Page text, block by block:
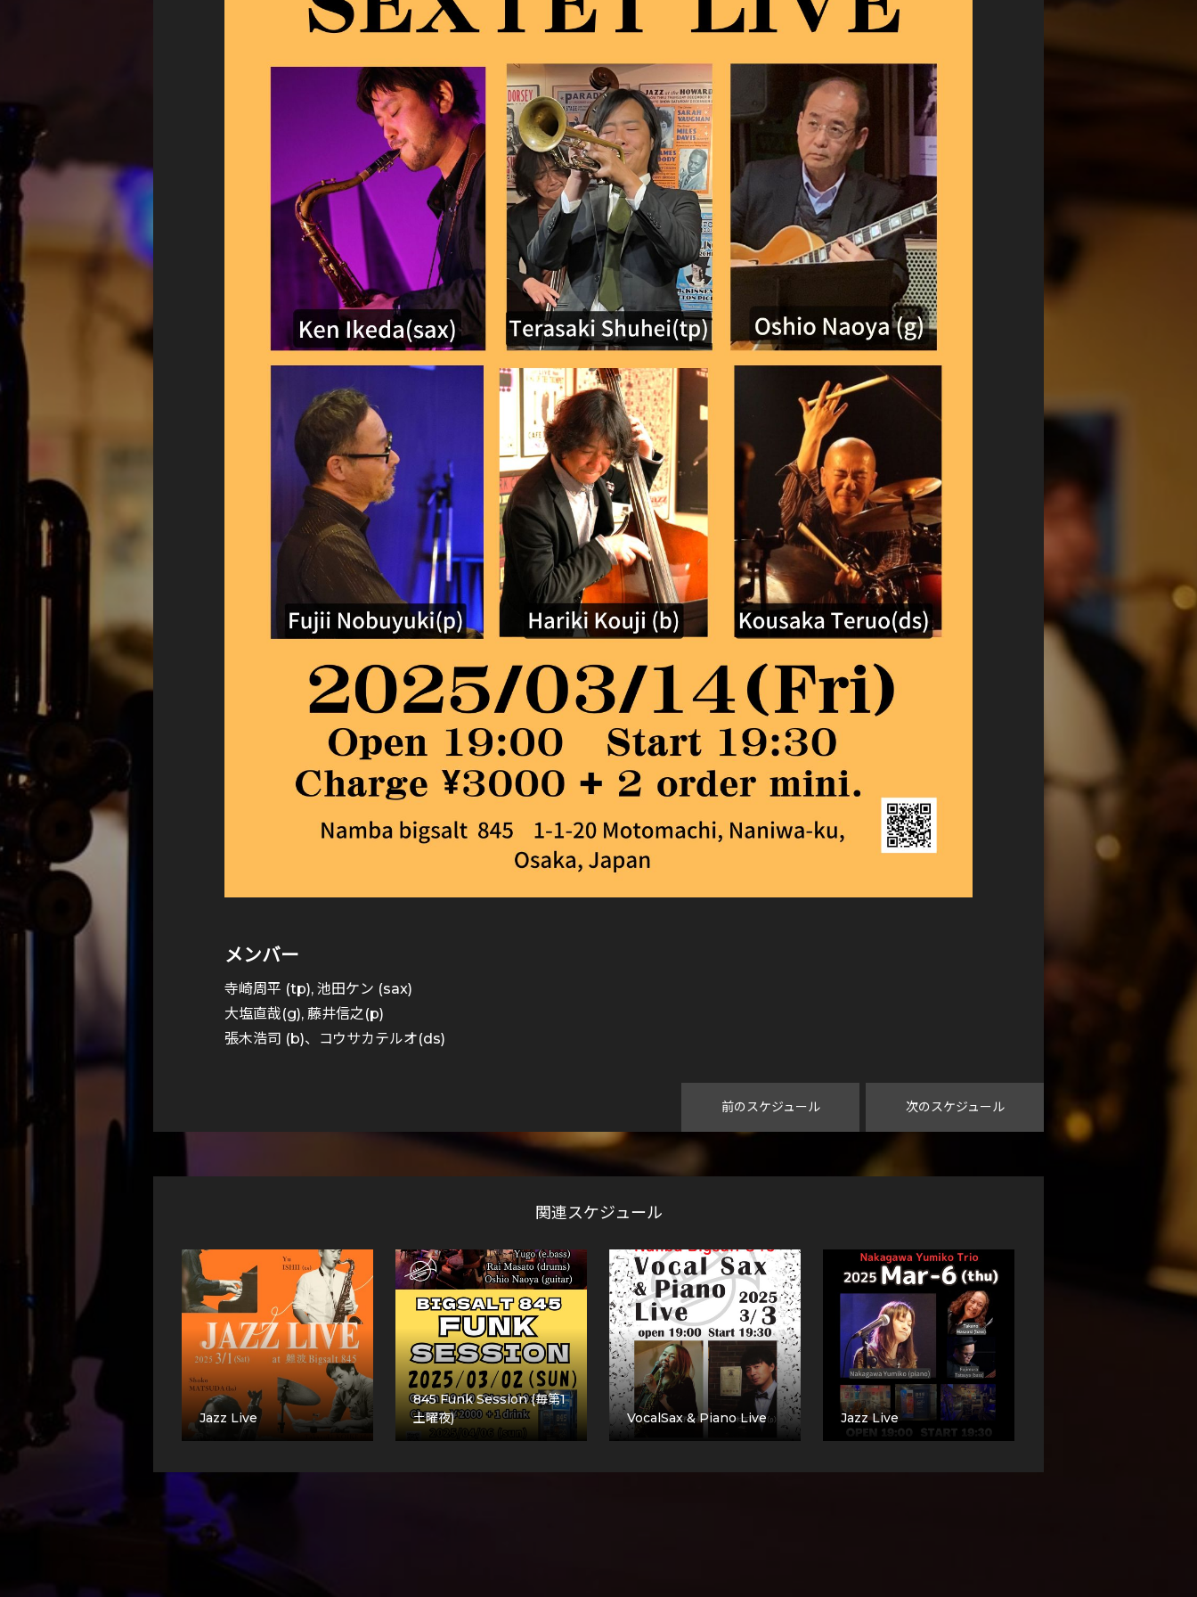
メンバー
寺崎周平 (tp), 池田ケン (sax)
大塩直哉(g), 藤井信之(p)
張木浩司 (b)、コウサカテルオ(ds)
前のスケジュール 次のスケジュール
関連スケジュール
Jazz Live
845 Funk Session (毎第1
土曜夜)
VocalSax & Piano Live Jazz Live